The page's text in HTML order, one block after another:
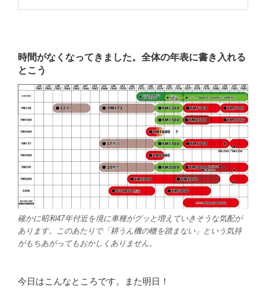
時間がなくなってきました。全体の年表に書き入れる
とこう
確かに昭和47年付近を境に車種がグッと増えていきそうな気配が
あります。このあたりで「耕うん機の轍を踏まない」という気持
がもちあがってもおかしくありません。
今日はこんなところです。また明日！